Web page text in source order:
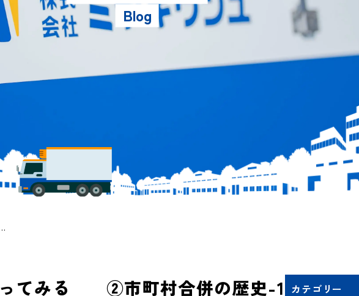
Blog
みる ②市町村合併の歴史-1
ってみる ②市町村合併の歴史-1 カテゴリー